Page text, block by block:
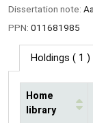
Dissertation note:
PPN: 011681985
Holdings ( 1 )
Home
library